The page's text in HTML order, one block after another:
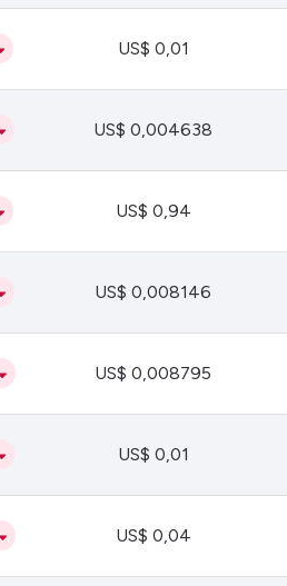
US$ 0,01
US$ 0,004638
US$ 0,94
US$ 0,008146
US$ 0,008795
US$ 0,01
US$ 0,04